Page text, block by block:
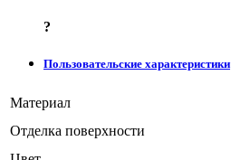
?
Пользовательские характеристики
Материал
Отделка поверхности